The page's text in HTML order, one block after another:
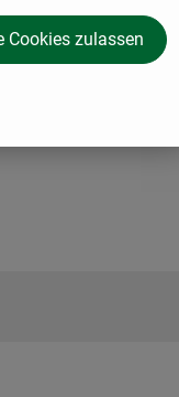
bewirtschaftet
aufgezogen.
von 1,5 bis 2 kg.
Cookies zulassen